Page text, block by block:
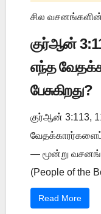
சில
குர்ஆன்
எந்த
பேசுகிறது?
குர்ஆன் 3:113,
வேதக்காரர்களைப்
— மூன்று
(People of the
Read More